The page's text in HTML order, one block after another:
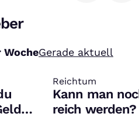
WocheGerade aktuell
Reichtum
:
Kann man
reich werden?